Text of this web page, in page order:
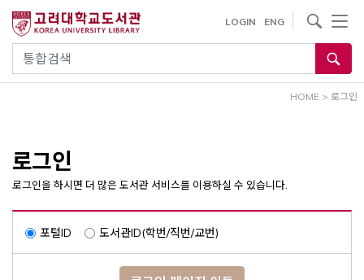
건
통합검색
LOGIN ENG
사이트내 검색
HOME > 로그인
로그인
로그인을 하시면 더 많은 도서관 서비스를 이용하실 수 있습니다.
포털ID 도서관ID(학번/직번/교번)